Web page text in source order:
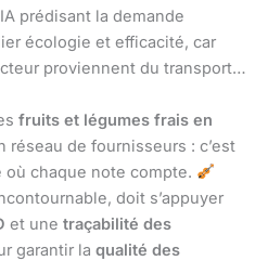
prédisant la demande
écologie et efficacité, car
proviennent du transport…
fruits et légumes frais en
réseau de fournisseurs : c’est
chaque note compte.
doit s’appuyer
et une traçabilité des
garantir la qualité des